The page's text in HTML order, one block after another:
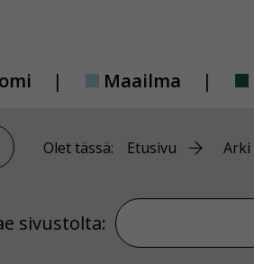
Maailma
Olet tässä: Etusivu Arki
sivustolta: Hae sivustolta